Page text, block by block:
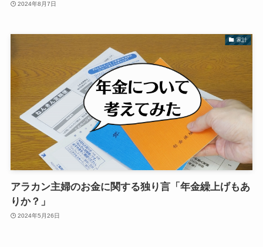
2024年8月7日
家計
アラカン主婦のお金に関する独り言「年金繰上げもあ
りか？」
2024年5月26日